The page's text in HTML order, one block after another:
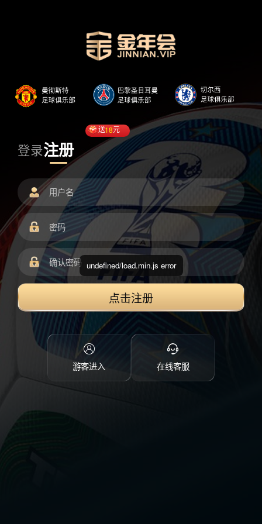
登录注册
送18元
点击注册
游客进入 在线客服
undefined/load.min.js error